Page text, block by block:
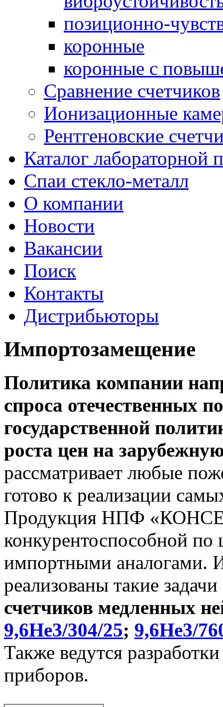
позиционно-
коронные
коронные с
Сравнение счетчиков
Ионизационные
Рентгеновские
Каталог лабораторной
Спаи стекло-металл
О компании
Новости
Вакансии
Поиск
Контакты
Дистрибьюторы
Импортозамещение
Политика компании
спроса отечественных
государственной
роста цен на
рассматривает любые
готово к реализации
Продукция НПФ
конкурентоспособной по
импортными аналогами.
реализованы такие
счетчиков медленных
9,6He3/304/25; 9,6He3/
Также ведутся
приборов.